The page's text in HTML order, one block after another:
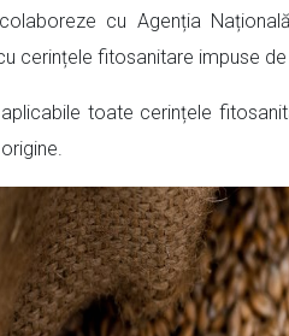
cu Agenția
cerințele fitosanitare impuse
toate cerințele